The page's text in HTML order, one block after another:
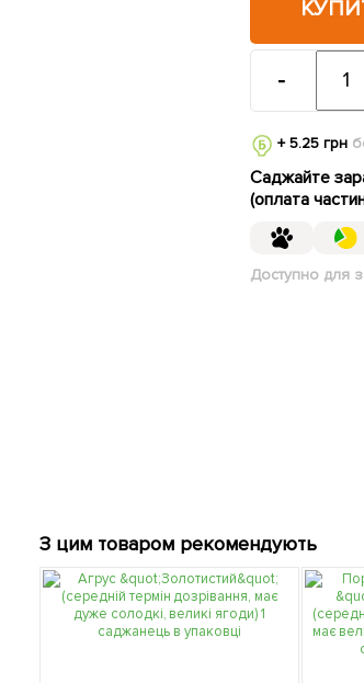
-
+ 5.25 грн
Саджайте
(оплата
Доступно для
З цим товаром рекомендують